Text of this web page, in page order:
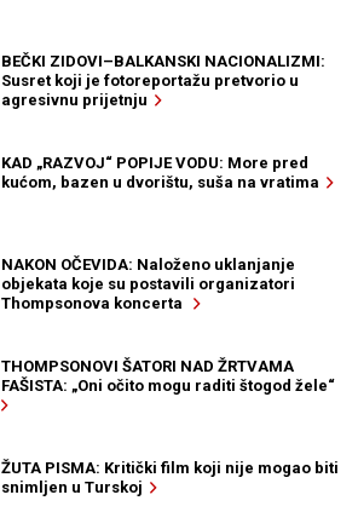
BEČKI ZIDOVI–BALKANSKI NACIONALIZMI:
Susret koji je fotoreportažu pretvorio u
agresivnu prijetnju
KAD „RAZVOJ“ POPIJE VODU: More pred
kućom, bazen u dvorištu, suša na vratima
NAKON OČEVIDA: Naloženo uklanjanje
objekata koje su postavili organizatori
Thompsonova koncerta
THOMPSONOVI ŠATORI NAD ŽRTVAMA
FAŠISTA: „Oni očito mogu raditi štogod žele“
ŽUTA PISMA: Kritički film koji nije mogao biti
snimljen u Turskoj